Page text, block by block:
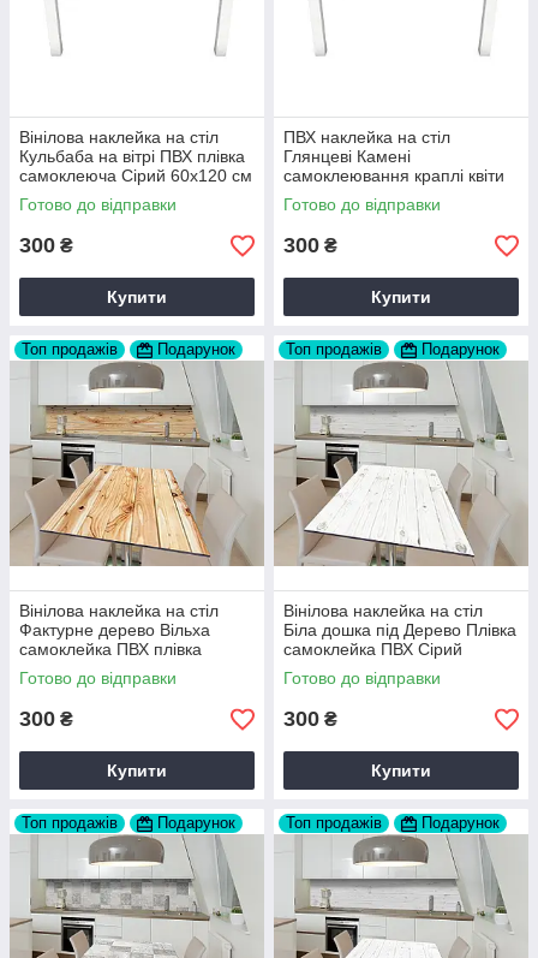
Вінілова наклейка на стіл
Кульбаба на вітрі ПВХ плівка
самоклеюча Сірий 60х120 см
Happy Pocket Z181598
Готово до відправки
300 ₴
Купити
ПВХ наклейка на стіл
Глянцеві Камені
самоклеювання краплі квіти
Текстура Сірий 60х120 см
Happy Pocket Z181401
Готово до відправки
300 ₴
Купити
Топ продажів Подарунок
Вінілова наклейка на стіл
Фактурне дерево Вільха
самоклейка ПВХ плівка
Бежевий 60х120 см Happy
Pocket Z184067
Готово до відправки
300 ₴
Купити
Топ продажів Подарунок
Вінілова наклейка на стіл
Біла дошка під Дерево Плівка
самоклейка ПВХ Сірий
60х120 см Happy Pocket
Z183871
Готово до відправки
300 ₴
Купити
Топ продажів Подарунок Топ продажів Подарунок